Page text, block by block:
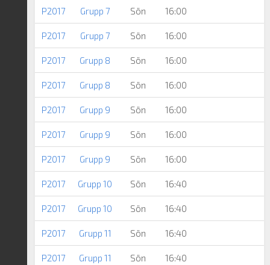
P2017 Grupp 7 Sön 16:00
P2017 Grupp 7 Sön 16:00
P2017 Grupp 8 Sön 16:00
P2017 Grupp 8 Sön 16:00
P2017 Grupp 9 Sön 16:00
P2017 Grupp 9 Sön 16:00
P2017 Grupp 9 Sön 16:00
P2017 Grupp 10 Sön 16:40
P2017 Grupp 10 Sön 16:40
P2017 Grupp 11 Sön 16:40
P2017 Grupp 11 Sön 16:40